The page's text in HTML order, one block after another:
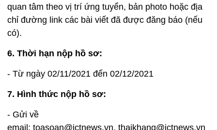
quan tâm theo vị trí ứng tuyển, bản photo hoặc địa
chỉ đường link các bài viết đã được đăng báo (nếu
có).
6. Thời hạn nộp hồ sơ:
- Từ ngày 02/11/2021 đến 02/12/2021
7. Hình thức nộp hồ sơ:
- Gửi về
email: toasoan@ictnews.vn, thaikhang@ictnews.vn